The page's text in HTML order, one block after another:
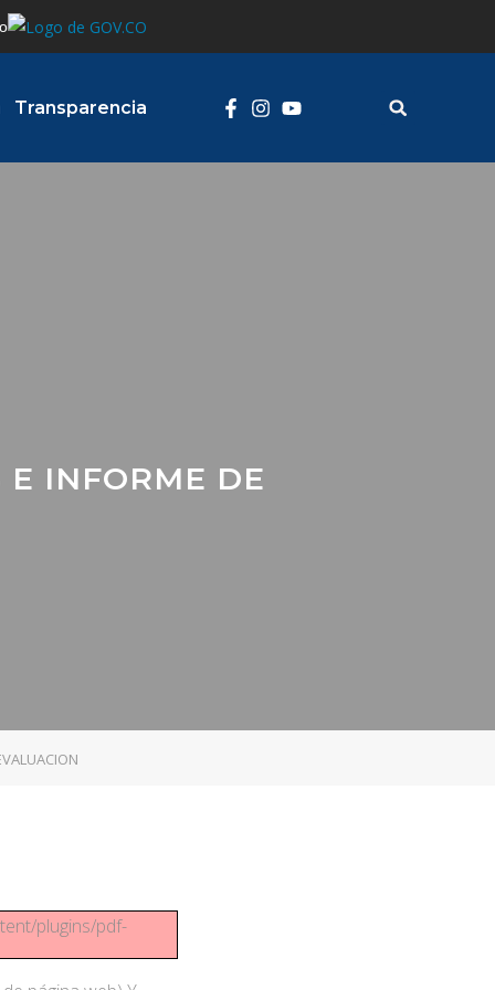
Transparencia
E INFORME DE
plugins/pdf-